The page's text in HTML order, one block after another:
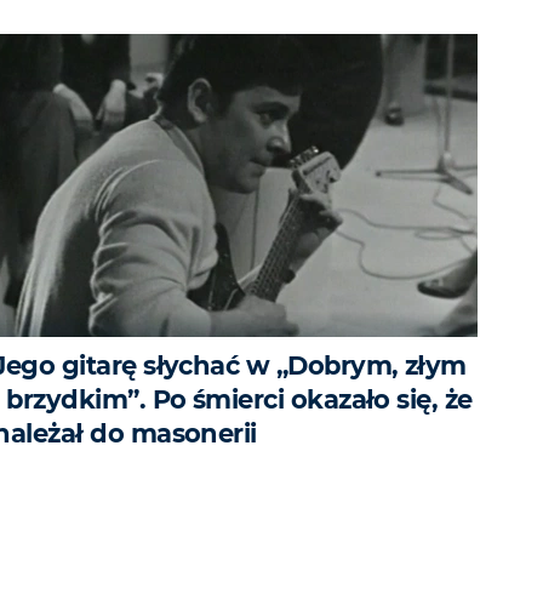
gitarę słychać w „Dobrym, złym
brzydkim”. Po śmierci okazało się, że
do masonerii